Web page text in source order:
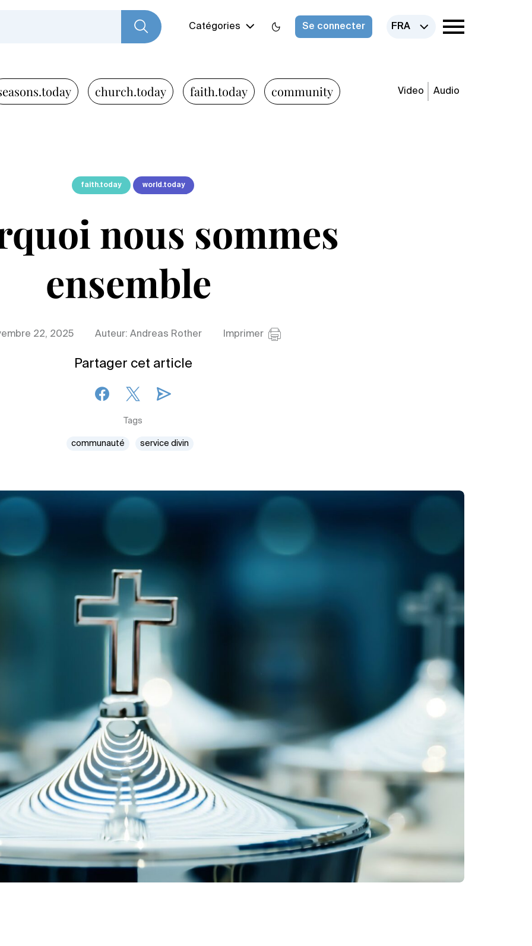
Catégories Se connecter FRA
church.today faith.today community Video Audio
faith.today world.today
nous sommes
ensemble
22, 2025 Auteur: Andreas Rother Imprimer
Partager cet article
Tags
communauté service divin